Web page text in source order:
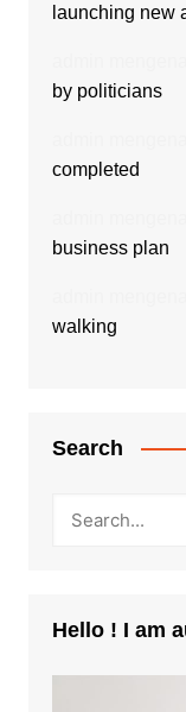
launching new
by politicians
completed
business plan
walking
Search
Hello ! I am